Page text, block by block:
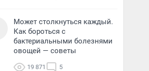
Может столкнуться каждый.
Как бороться с
бактериальными болезнями
овощей — советы
19 871 5